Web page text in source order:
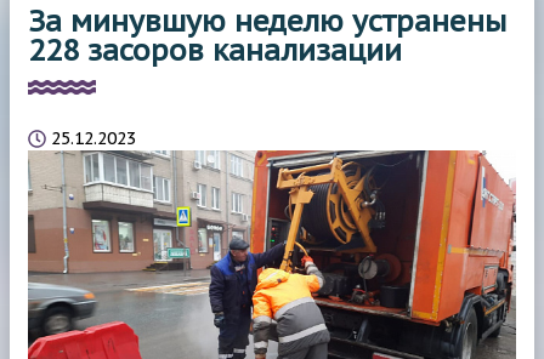
За минувшую неделю устранены
228 засоров канализации
25.12.2023